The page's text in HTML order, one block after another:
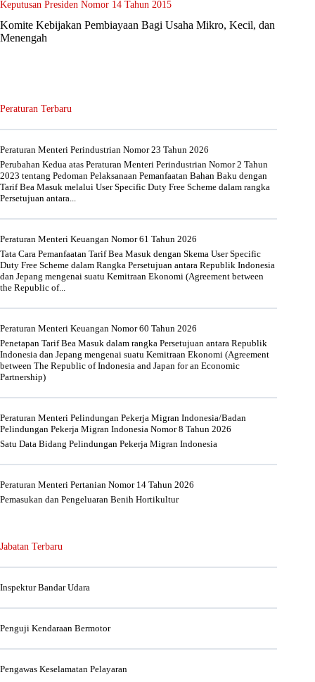
Keputusan Presiden Nomor 14 Tahun 2015
Komite Kebijakan Pembiayaan Bagi Usaha Mikro, Kecil, dan
Menengah
Peraturan Terbaru
Peraturan Menteri Perindustrian Nomor 23 Tahun 2026
Perubahan Kedua atas Peraturan Menteri Perindustrian Nomor 2 Tahun
2023 tentang Pedoman Pelaksanaan Pemanfaatan Bahan Baku dengan
Tarif Bea Masuk melalui User Specific Duty Free Scheme dalam rangka
Persetujuan antara...
Peraturan Menteri Keuangan Nomor 61 Tahun 2026
Tata Cara Pemanfaatan Tarif Bea Masuk dengan Skema User Specific
Duty Free Scheme dalam Rangka Persetujuan antara Republik Indonesia
dan Jepang mengenai suatu Kemitraan Ekonomi (Agreement between
the Republic of...
Peraturan Menteri Keuangan Nomor 60 Tahun 2026
Penetapan Tarif Bea Masuk dalam rangka Persetujuan antara Republik
Indonesia dan Jepang mengenai suatu Kemitraan Ekonomi (Agreement
between The Republic of Indonesia and Japan for an Economic
Partnership)
Peraturan Menteri Pelindungan Pekerja Migran Indonesia/Badan
Pelindungan Pekerja Migran Indonesia Nomor 8 Tahun 2026
Satu Data Bidang Pelindungan Pekerja Migran Indonesia
Peraturan Menteri Pertanian Nomor 14 Tahun 2026
Pemasukan dan Pengeluaran Benih Hortikultur
Jabatan Terbaru
Inspektur Bandar Udara
Penguji Kendaraan Bermotor
Pengawas Keselamatan Pelayaran